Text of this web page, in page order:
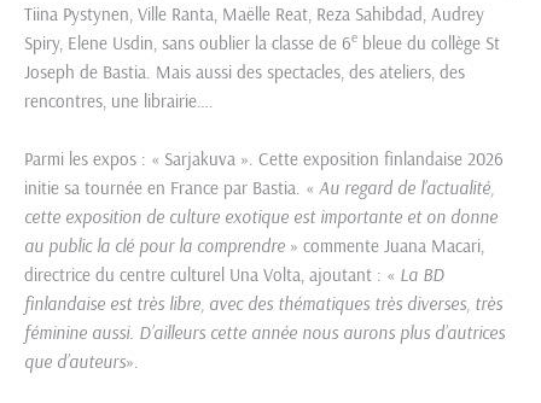
Tiina Pystynen, Ville Ranta, Maëlle Reat, Reza Sahibdad, Audrey
Spiry, Elene Usdin, sans oublier la classe de 6e bleue du collège St
Joseph de Bastia. Mais aussi des spectacles, des ateliers, des
rencontres, une librairie….
Parmi les expos : « Sarjakuva ». Cette exposition finlandaise 2026
initie sa tournée en France par Bastia. « Au regard de l’actualité,
cette exposition de culture exotique est importante et on donne
au public la clé pour la comprendre » commente Juana Macari,
directrice du centre culturel Una Volta, ajoutant : « La BD
finlandaise est très libre, avec des thématiques très diverses, très
féminine aussi. D’ailleurs cette année nous aurons plus d’autrices
que d’auteurs».